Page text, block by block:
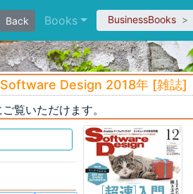
Back Books BusinessBooks
Design 2018年 [雑誌]
覧いただけます。